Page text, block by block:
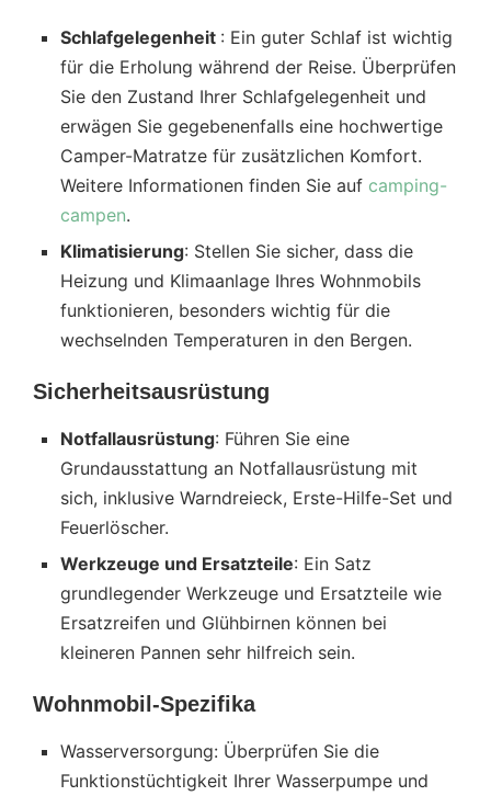
Schlafgelegenheit : Ein guter Schlaf ist wichtig
für die Erholung während der Reise. Überprüfen
Sie den Zustand Ihrer Schlafgelegenheit und
erwägen Sie gegebenenfalls eine hochwertige
Camper-Matratze für zusätzlichen Komfort.
Weitere Informationen finden Sie auf camping-
campen.
Klimatisierung: Stellen Sie sicher, dass die
Heizung und Klimaanlage Ihres Wohnmobils
funktionieren, besonders wichtig für die
wechselnden Temperaturen in den Bergen.
Sicherheitsausrüstung
Notfallausrüstung: Führen Sie eine
Grundausstattung an Notfallausrüstung mit
sich, inklusive Warndreieck, Erste-Hilfe-Set und
Feuerlöscher.
Werkzeuge und Ersatzteile: Ein Satz
grundlegender Werkzeuge und Ersatzteile wie
Ersatzreifen und Glühbirnen können bei
kleineren Pannen sehr hilfreich sein.
Wohnmobil-Spezifika
Wasserversorgung: Überprüfen Sie die
Funktionstüchtigkeit Ihrer Wasserpumpe und